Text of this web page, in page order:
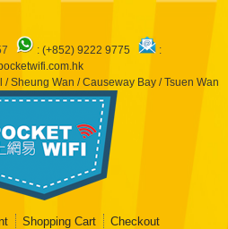
: (+852) 9222 9775
:
/ Sheung Wan / Causeway Bay / Tsuen Wan
Shopping Cart Checkout